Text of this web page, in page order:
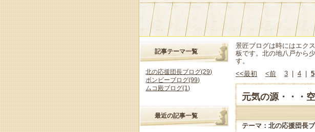
景匠ブログは時にはエク
板です。北の地八戸から
す。
<<最初
<前 3 4 5
元気の源・・・
テーマ： 北の応援団長
記事テーマ一覧
北の応援団長ブログ(29)
ボンビーブログ(99)
ムコ殿ブログ(1)
最近の記事一覧